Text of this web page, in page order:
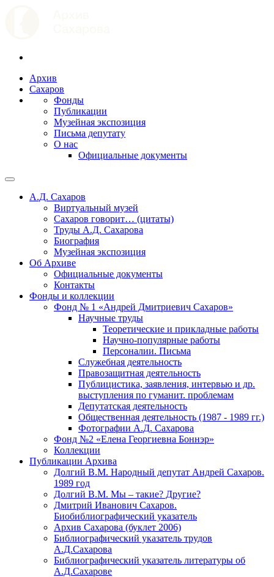
Архив
Сахаров
Фонды
Публикации
Музейная экспозиция
Письма депутату
О нас
Официальные документы
А.Д. Сахаров
Виртуальный музей
Сахаров говорит… (цитаты)
Труды А.Д. Сахарова
Биография
Музейная экспозиция
Об Архиве
Официальные документы
Контакты
Фонды и коллекции
Фонд № 1 «Андрей Дмитриевич Сахаров»
Научные труды
Теоретические и прикладные работы
Научно-популярные работы
Персоналии. Письма
Служебная деятельность
Правозащитная деятельность
Публицистика, заявления, интервью и др.
выступления по гуманит. проблемам
Депутатская деятельность
Общественная деятельность (1987 - 1989 гг.)
Фотографии А.Д. Сахарова
Фонд №2 «Елена Георгиевна Боннэр»
Коллекции
Публикации Архива
Долгий В.М. Народный депутат Андрей Сахаров.
1989 год
Долгий В.М. Мы – такие? Другие?
Дмитрий Иванович Сахаров.
Биобиблиографический указатель
Архив Сахарова (буклет 2006)
Библиографический указатель трудов
А.Д.Сахарова
Библиографический указатель литературы об
А.Д.Сахарове